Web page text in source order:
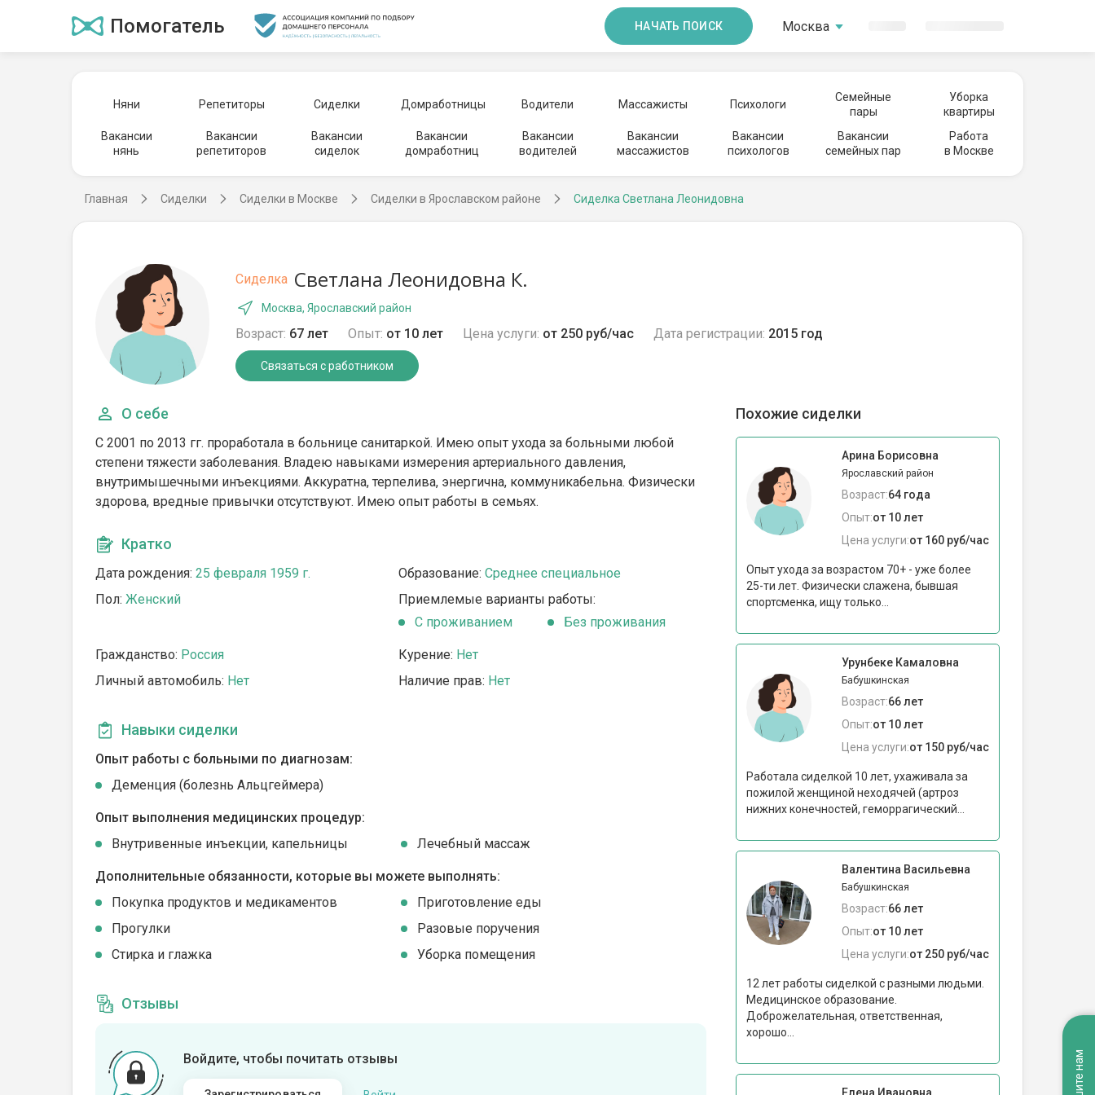
Помогатель НАЧАТЬ ПОИСК Москва
Няни Репетиторы Сиделки Домработницы Водители Массажисты Психологи
Семейные
пары
Уборка
квартиры
Вакансии
нянь
Вакансии
репетиторов
Вакансии
сиделок
Вакансии
домработниц
Вакансии
водителей
Вакансии
массажистов
Вакансии
психологов
Вакансии
семейных пар
Работа
в Москве
Главная Сиделки Сиделки в Москве Сиделки в Ярославском районе Сиделка Светлана Леонидовна
Сиделка Светлана Леонидовна К.
Москва, Ярославский район
Возраст: 67 лет Опыт: от 10 лет Цена услуги: от 250 руб/час Дата регистрации: 2015 год
Связаться с работником
О себе
С 2001 по 2013 гг. проработала в больнице санитаркой. Имею опыт ухода за больными любой
степени тяжести заболевания. Владею навыками измерения артериального давления,
внутримышечными инъекциями. Аккуратна, терпелива, энергична, коммуникабельна. Физически
здорова, вредные привычки отсутствуют. Имею опыт работы в семьях.
Кратко
Дата рождения: 25 февраля 1959 г. Образование: Среднее специальное
Пол: Женский
Приемлемые варианты работы:
C проживанием
Без проживания
Гражданство: Россия Курение: Нет
Личный автомобиль: Нет Наличие прав: Нет
Навыки сиделки
Опыт работы с больными по диагнозам:
Деменция (болезнь Альцгеймера)
Опыт выполнения медицинских процедур:
Внутривенные инъекции, капельницы
Лечебный массаж
Дополнительные обязанности, которые вы можете выполнять:
Покупка продуктов и медикаментов
Приготовление еды
Прогулки
Разовые поручения
Стирка и глажка
Уборка помещения
Отзывы
Войдите, чтобы почитать отзывы
Похожие сиделки
Арина Борисовна
Ярославский район
Возраст:64 года
Опыт:от 10 лет
Цена услуги:от 160 руб/час
Опыт ухода за возрастом 70+ - уже более
25-ти лет. Физически слажена, бывшая
спортсменка, ищу только...
Урунбеке Камаловна
Бабушкинская
Возраст:66 лет
Опыт:от 10 лет
Цена услуги:от 150 руб/час
Работала сиделкой 10 лет, ухаживала за
пожилой женщиной неходячей (артроз
нижних конечностей, геморрагический...
Валентина Васильевна
Бабушкинская
Возраст:66 лет
Опыт:от 10 лет
Цена услуги:от 250 руб/час
12 лет работы сиделкой с разными людьми.
Медицинское образование.
Доброжелательная, ответственная,
хорошо...